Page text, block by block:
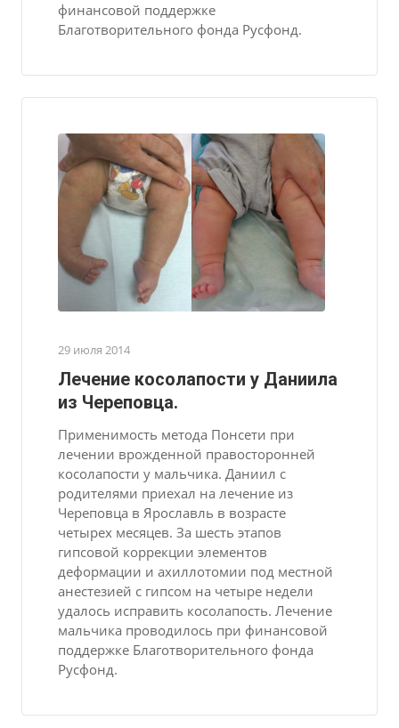
финансовой поддержке
Благотворительного фонда Русфонд.
29 июля 2014
Лечение косолапости у Даниила
из Череповца.
Применимость метода Понсети при
лечении врожденной правосторонней
косолапости у мальчика. Даниил с
родителями приехал на лечение из
Череповца в Ярославль в возрасте
четырех месяцев. За шесть этапов
гипсовой коррекции элементов
деформации и ахиллотомии под местной
анестезией с гипсом на четыре недели
удалось исправить косолапость. Лечение
мальчика проводилось при финансовой
поддержке Благотворительного фонда
Русфонд.